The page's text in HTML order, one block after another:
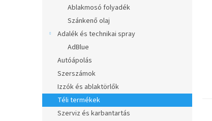
Ablakmosó folyadék
Szánkenő olaj
Adalék és technikai spray
AdBlue
Autóápolás
Szerszámok
Izzók és ablaktörlők
Téli termékek
Szerviz és karbantartás